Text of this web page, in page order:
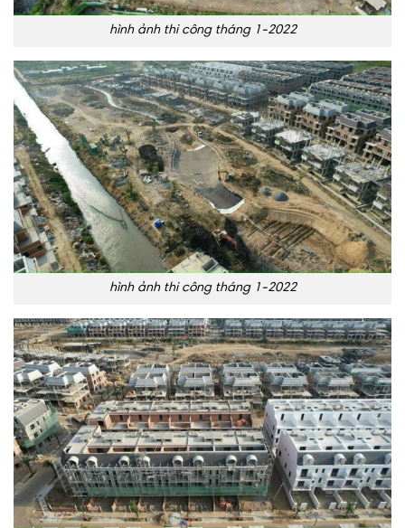
hình ảnh thi công tháng 1-2022
hình ảnh thi công tháng 1-2022